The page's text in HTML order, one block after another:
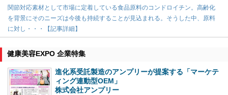
関節対応素材として市場に定着している食品原料のコンドロイチン。高齢化
を背景にそのニーズは今後も持続することが見込まれる。そうした中、原料
に対し・・・【記事詳細】
健康美容EXPO 企業特集
進化系受託製造のアンプリーが提案する「マーケテ
ィング連動型OEM」
株式会社アンプリー